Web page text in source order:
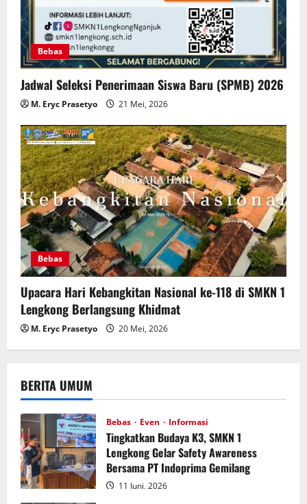
Bebas
Jadwal Seleksi Penerimaan Siswa Baru (SPMB) 2026
M. Eryc Prasetyo 21 Mei, 2026
Bebas
Upacara Hari Kebangkitan Nasional ke-118 di SMKN 1
Lengkong Berlangsung Khidmat
M. Eryc Prasetyo 20 Mei, 2026
BERITA UMUM
Bebas Even Informasi
Tingkatkan Budaya K3, SMKN 1
Lengkong Gelar Safety Awareness
Bersama PT Indoprima Gemilang
11 Juni, 2026